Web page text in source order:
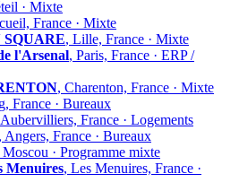
· Mixte
France · Mixte
, Lille, France · Mixte
l'Arsenal, Paris, France · ERP /
, Charenton, France · Mixte
France · Bureaux
France · Logements
, Angers, France · Bureaux
Moscou · Programme mixte
Menuires, Les Menuires, France ·